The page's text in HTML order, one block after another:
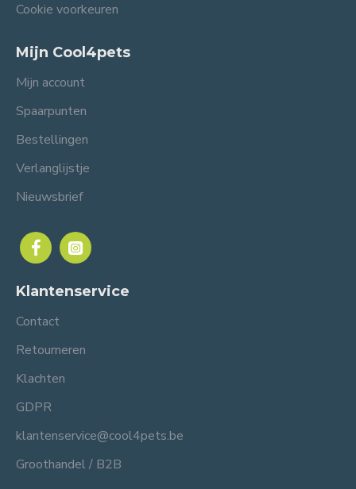
Cookie voorkeuren
Mijn Cool4pets
Mijn account
Spaarpunten
Bestellingen
Verlanglijstje
Nieuwsbrief
Klantenservice
Contact
Retourneren
Klachten
GDPR
klantenservice@cool4pets.be
Groothandel / B2B